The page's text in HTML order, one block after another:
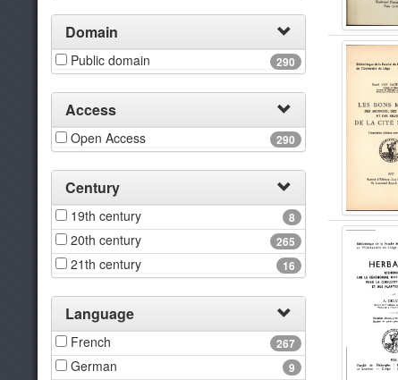
Domain
290
Public domain
Access
290
Open Access
Century
8
19th century
265
20th century
16
21th century
Language
267
French
9
German